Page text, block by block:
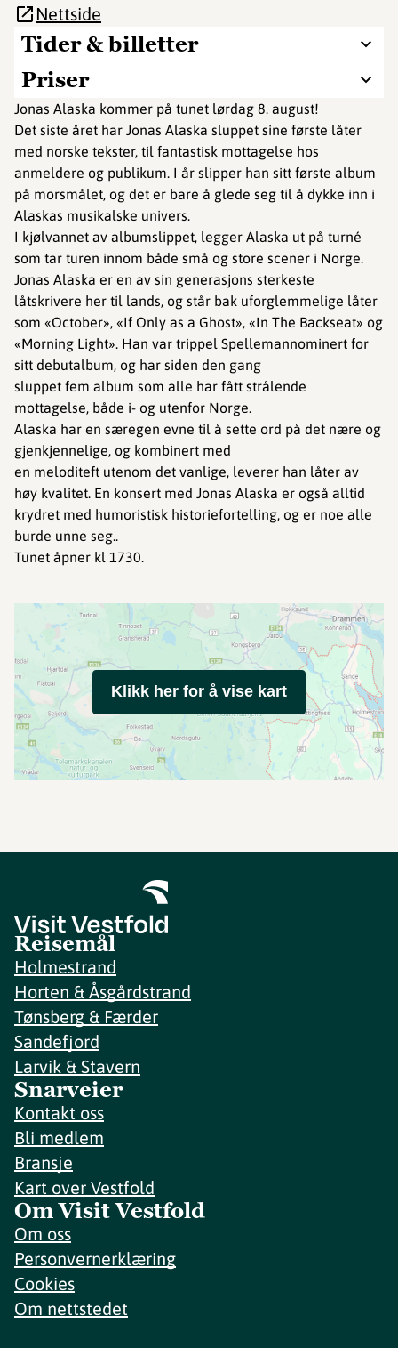
Tider & billetter
Priser
Jonas Alaska kommer på tunet lørdag 8. august!
Det siste året har Jonas Alaska sluppet sine første låter
med norske tekster, til fantastisk mottagelse hos
anmeldere og publikum. I år slipper han sitt første album
på morsmålet, og det er bare å glede seg til å dykke inn i
Alaskas musikalske univers.
I kjølvannet av albumslippet, legger Alaska ut på turné
som tar turen innom både små og store scener i Norge.
Jonas Alaska er en av sin generasjons sterkeste
låtskrivere her til lands, og står bak uforglemmelige låter
som «October», «If Only as a Ghost», «In The Backseat» og
«Morning Light». Han var trippel Spellemannominert for
sitt debutalbum, og har siden den gang
sluppet fem album som alle har fått strålende
mottagelse, både i- og utenfor Norge.
Alaska har en særegen evne til å sette ord på det nære og
gjenkjennelige, og kombinert med
en meloditeft utenom det vanlige, leverer han låter av
høy kvalitet. En konsert med Jonas Alaska er også alltid
krydret med humoristisk historiefortelling, og er noe alle
burde unne seg..
Tunet åpner kl 1730.
Nettside
Klikk her for å vise kart
Reisemål
Holmestrand
Horten & Åsgårdstrand
Tønsberg & Færder
Sandefjord
Larvik & Stavern
Snarveier
Kontakt oss
Bli medlem
Bransje
Kart over Vestfold
Om Visit Vestfold
Om oss
Personvernerklæring
Cookies
Om nettstedet